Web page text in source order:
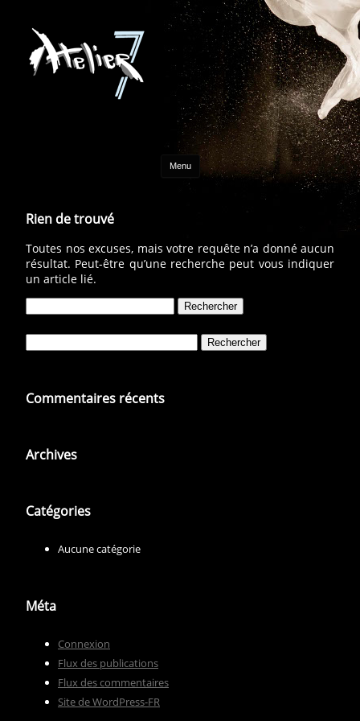
Menu Aller au contenu
Rien de trouvé
Toutes nos excuses, mais votre requête n’a donné aucun
résultat. Peut-être qu’une recherche peut vous indiquer
un article lié.
Commentaires récents
Archives
Catégories
Aucune catégorie
Méta
Connexion
Flux des publications
Flux des commentaires
Site de WordPress-FR